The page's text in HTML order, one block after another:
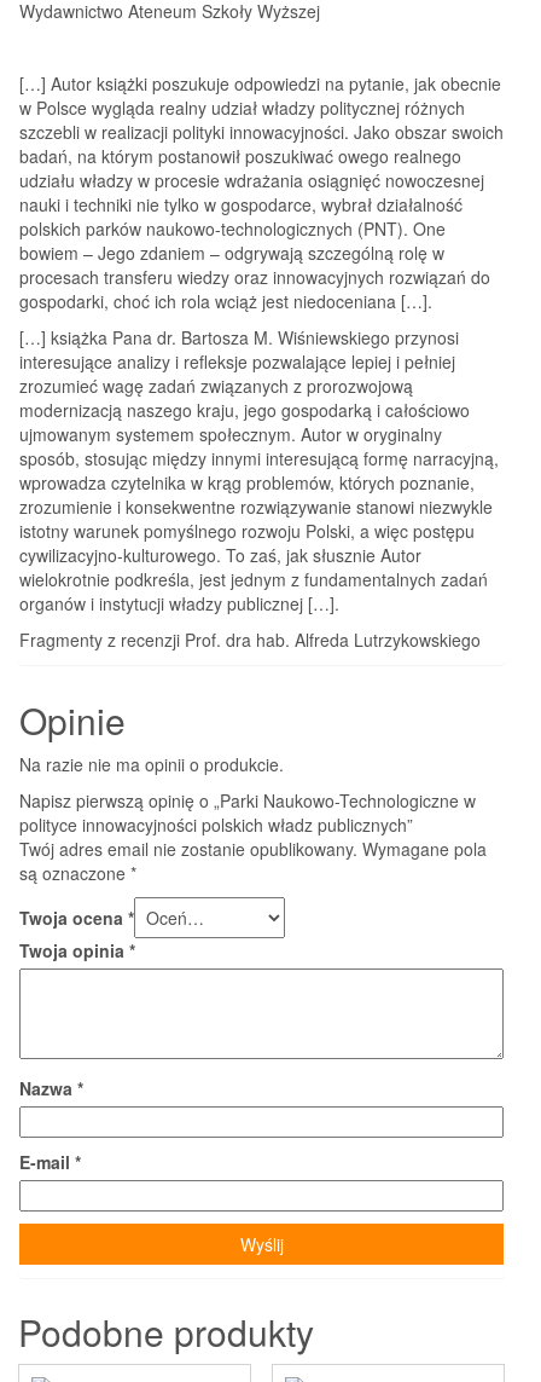
Wydawnictwo Ateneum Szkoły Wyższej
[…] Autor książki poszukuje odpowiedzi na pytanie, jak obecnie
w Polsce wygląda realny udział władzy politycznej różnych
szczebli w realizacji polityki innowacyjności. Jako obszar swoich
badań, na którym postanowił poszukiwać owego realnego
udziału władzy w procesie wdrażania osiągnięć nowoczesnej
nauki i techniki nie tylko w gospodarce, wybrał działalność
polskich parków naukowo-technologicznych (PNT). One
bowiem – Jego zdaniem – odgrywają szczególną rolę w
procesach transferu wiedzy oraz innowacyjnych rozwiązań do
gospodarki, choć ich rola wciąż jest niedoceniana […].
[…] książka Pana dr. Bartosza M. Wiśniewskiego przynosi
interesujące analizy i refleksje pozwalające lepiej i pełniej
zrozumieć wagę zadań związanych z prorozwojową
modernizacją naszego kraju, jego gospodarką i całościowo
ujmowanym systemem społecznym. Autor w oryginalny
sposób, stosując między innymi interesującą formę narracyjną,
wprowadza czytelnika w krąg problemów, których poznanie,
zrozumienie i konsekwentne rozwiązywanie stanowi niezwykle
istotny warunek pomyślnego rozwoju Polski, a więc postępu
cywilizacyjno-kulturowego. To zaś, jak słusznie Autor
wielokrotnie podkreśla, jest jednym z fundamentalnych zadań
organów i instytucji władzy publicznej […].
Fragmenty z recenzji Prof. dra hab. Alfreda Lutrzykowskiego
Opinie
Na razie nie ma opinii o produkcie.
Napisz pierwszą opinię o „Parki Naukowo-Technologiczne w
polityce innowacyjności polskich władz publicznych”
Twój adres email nie zostanie opublikowany. Wymagane pola
są oznaczone *
Twoja ocena *
Twoja opinia *
Nazwa *
E-mail *
Podobne produkty